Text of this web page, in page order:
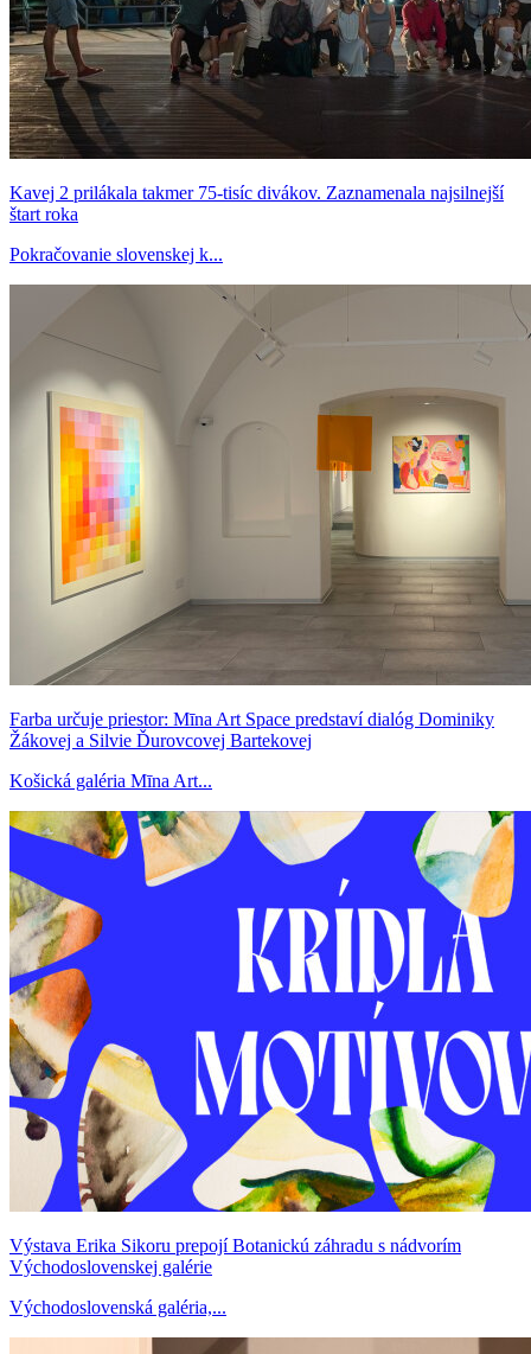
Kavej 2 prilákala takmer 75-tisíc divákov. Zaznamenala najsilnejší
štart roka
Pokračovanie slovenskej k...
Farba určuje priestor: Mīna Art Space predstaví dialóg Dominiky
Žákovej a Silvie Ďurovcovej Bartekovej
Košická galéria Mīna Art...
Výstava Erika Sikoru prepojí Botanickú záhradu s nádvorím
Východoslovenskej galérie
Východoslovenská galéria,...